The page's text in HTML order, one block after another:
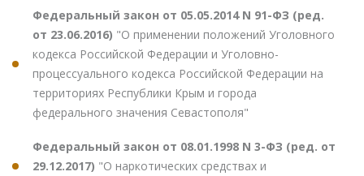
Федеральный закон от 05.05.2014 N 91-ФЗ (ред.
от 23.06.2016) "О применении положений Уголовного
кодекса Российской Федерации и Уголовно-
процессуального кодекса Российской Федерации на
территориях Республики Крым и города
федерального значения Севастополя"
Федеральный закон от 08.01.1998 N 3-ФЗ (ред. от
29.12.2017) "О наркотических средствах и